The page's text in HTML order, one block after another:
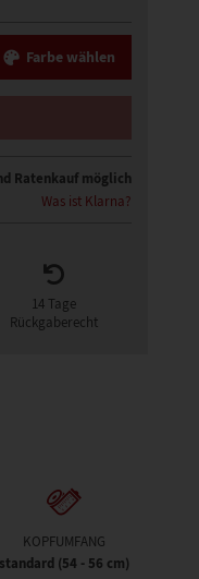
Farbe wählen
Ratenkauf möglich
Was ist Klarna?
14 Tage
Rückgaberecht
KOPFUMFANG
standard (54 - 56 cm)